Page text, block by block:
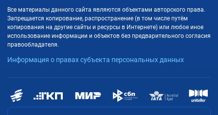
Все материалы данного сайта являются объектами авторского права.
Запрещается копирование, распространение (в том числе путём
копирования на другие сайты и ресурсы в Интернете) или любое иное
использование информации и объектов без предварительного согласия
правообладателя.
Информация о правах субъекта персональных данных